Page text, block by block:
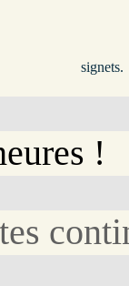
signets.
!